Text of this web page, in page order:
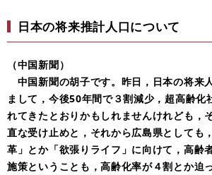
日本の将来推計人口について
（中国新聞）
中国新聞の胡子です。昨日，日本の将来
まして，今後50年間で３割減少，超高齢化
れてきたとおりかもしれませんけれども，
直な受け止めと，それから広島県としても
革」とか「欲張りライフ」に向けて，高齢
施策ということも，高齢化率が４割とか迫